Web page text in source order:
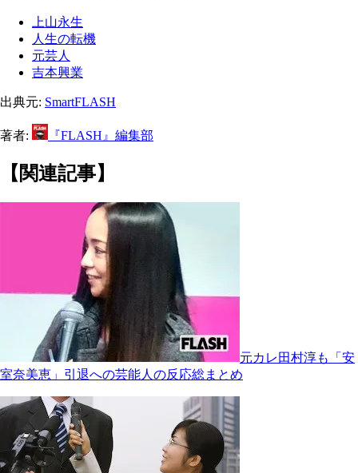
上山永生
人生の転機
元芸人
吉本興業
出典元: SmartFLASH
著者: 『FLASH』編集部
【関連記事】
元カレ田村淳も「安
室奈美恵」引退への芸能人の反応総まとめ